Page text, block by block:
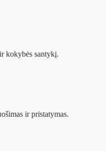
kokybės santykį.
ir pristatymas.